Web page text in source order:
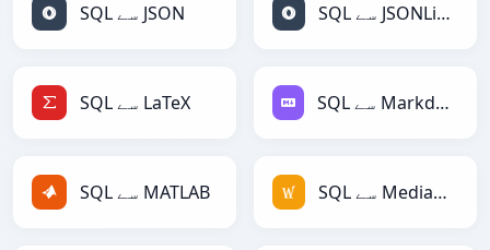
SQL سے JSON SQL سے JSONLines
SQL سے LaTeX SQL سے Markdown
SQL سے MATLAB SQL سے MediaWiki